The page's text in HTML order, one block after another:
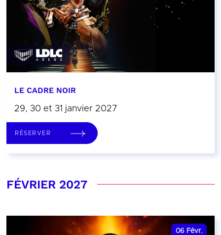
LE CADRE NOIR
29, 30 et 31 janvier 2027
RÉSERVER
FÉVRIER 2027
06 Févr.